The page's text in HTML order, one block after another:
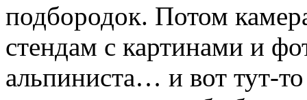
подбородок. Потом
стендам с картинами и
альпиниста… и вот тут-